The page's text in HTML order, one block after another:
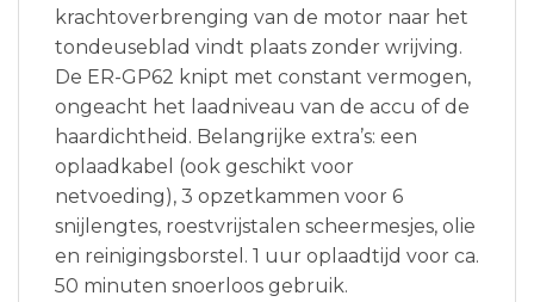
krachtoverbrenging van de motor naar het
tondeuseblad vindt plaats zonder wrijving.
De ER-GP62 knipt met constant vermogen,
ongeacht het laadniveau van de accu of de
haardichtheid. Belangrijke extra’s: een
oplaadkabel (ook geschikt voor
netvoeding), 3 opzetkammen voor 6
snijlengtes, roestvrijstalen scheermesjes, olie
en reinigingsborstel. 1 uur oplaadtijd voor ca.
50 minuten snoerloos gebruik.